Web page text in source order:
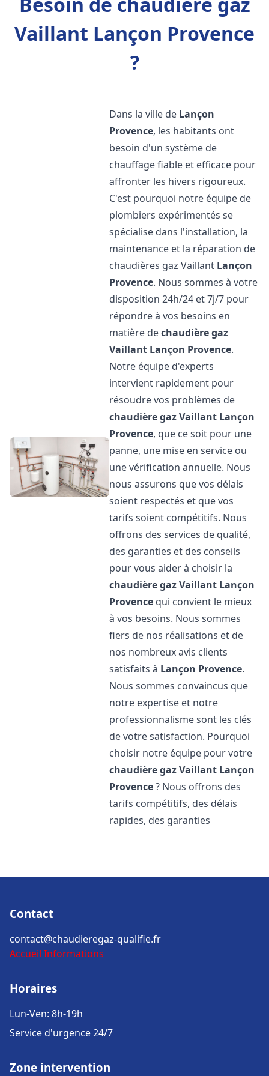
Vaillant Lançon Provence
?
Dans la ville de Lançon
Provence, les habitants ont
besoin d'un système de
chauffage fiable et efficace pour
affronter les hivers rigoureux.
C'est pourquoi notre équipe de
plombiers expérimentés se
spécialise dans l'installation, la
maintenance et la réparation de
chaudières gaz Vaillant Lançon
Provence. Nous sommes à votre
disposition 24h/24 et 7j/7 pour
répondre à vos besoins en
matière dechaudière gaz
Vaillant Lançon Provence.
Notre équipe d'experts
intervient rapidement pour
résoudre vos problèmes de
chaudière gaz Vaillant Lançon
Provence, que ce soit pour une
panne, une mise en service ou
une vérification annuelle. Nous
nous assurons que vos délais
soient respectés et que vos
tarifs soient compétitifs. Nous
offrons des services de qualité,
des garanties et des conseils
pour vous aider à choisir la
chaudière gaz Vaillant Lançon
Provence qui convient le mieux
à vos besoins. Nous sommes
fiers de nos réalisations et de
nos nombreux avis clients
satisfaits à Lançon Provence.
Nous sommes convaincus que
notre expertise et notre
professionnalisme sont les clés
de votre satisfaction. Pourquoi
choisir notre équipe pour votre
chaudière gaz Vaillant Lançon
Provence? Nous offrons des
tarifs compétitifs, des délais
rapides, des garanties
Contact
contact@chaudieregaz-qualifie.fr
Accueil Informations
Horaires
Lun-Ven: 8h-19h
Service d'urgence 24/7
Zone intervention